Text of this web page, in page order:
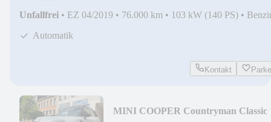
Unfallfrei • EZ 04/2019 • 76.000 km • 103 kW (140 PS) •
Automatik
Kontakt
MINI COOPER Countryman Classic